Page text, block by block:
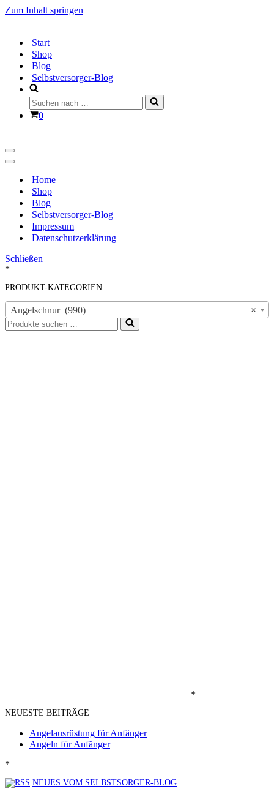
Zum Inhalt springen
Start
Shop
Blog
Selbstversorger-Blog
Suchen
nach …
Warenkorb
0
Navigationsmenü
Navigationsmenü
Home
Shop
Blog
Selbstversorger-Blog
Impressum
Datenschutzerklärung
Schließen
*
PRODUKT-KATEGORIEN
×
Angelschnur (990)
Suchen
nach …
*
NEUESTE BEITRÄGE
Angelausrüstung für Anfänger
Angeln für Anfänger
*
NEUES VOM SELBSTSORGER-BLOG